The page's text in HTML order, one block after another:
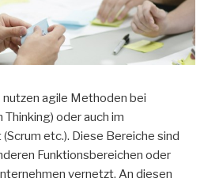
agile Methoden bei
oder auch im
etc.). Diese Bereiche sind
Funktionsbereichen oder
vernetzt. An diesen